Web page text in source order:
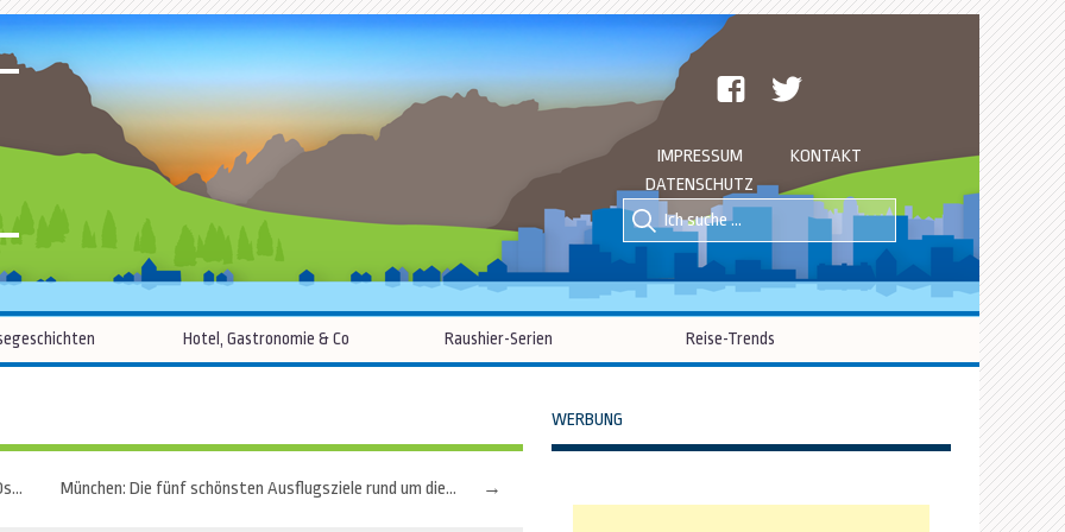
facebook
IMPRESSUM
KONTAKT
DATENSCHUTZ
Suche
nach::
Suche
nach:
Hotel, Gastronomie & Co Raushier-Serien Reise-Trends
Dänemark: 820 Kilometer Erlebnisse auf dem neuen Ostseeradweg →
München: Die fünf schönsten Ausflugsziele rund um die bayerische Landeshauptstadt
WERBUNG